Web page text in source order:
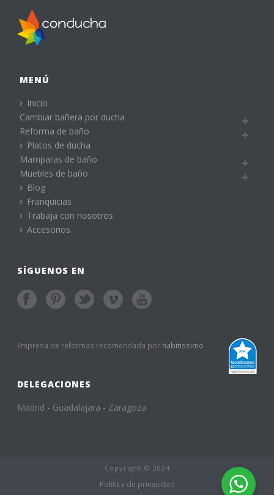
MENÚ
Inicio
Cambiar bañera por ducha
Reforma de baño
Platos de ducha
Mamparas de baño
Muebles de baño
Blog
Franquicias
Trabaja con nosotros
Accesorios
SÍGUENOS EN
Empresa de reformas recomendada por habitissimo
DELEGACIONES
Madrid - Guadalajara - Zaragoza
Copyright © 2024
Política de privacidad